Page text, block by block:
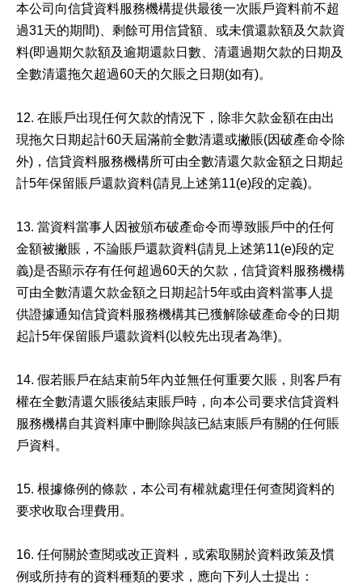
本公司向信貸資料服務機構提供最後一次賬戶資料前不超
過31天的期間)、剩餘可用信貸額、或未償還款額及欠款資
料(即過期欠款額及逾期還款日數、清還過期欠款的日期及
全數清還拖欠超過60天的欠賬之日期(如有)。
12. 在賬戶出現任何欠款的情況下，除非欠款金額在由出
現拖欠日期起計60天屆滿前全數清還或撇賬(因破產命令除
外)，信貸資料服務機構所可由全數清還欠款金額之日期起
計5年保留賬戶還款資料(請見上述第11(e)段的定義)。
13. 當資料當事人因被頒布破產命令而導致賬戶中的任何
金額被撇賬，不論賬戶還款資料(請見上述第11(e)段的定
義)是否顯示存有任何超過60天的欠款，信貸資料服務機構
可由全數清還欠款金額之日期起計5年或由資料當事人提
供證據通知信貸資料服務機構其已獲解除破產命令的日期
起計5年保留賬戶還款資料(以較先出現者為準)。
14. 假若賬戶在結束前5年內並無任何重要欠賬，則客戶有
權在全數清還欠賬後結束賬戶時，向本公司要求信貸資料
服務機構自其資料庫中刪除與該已結束賬戶有關的任何賬
戶資料。
15. 根據條例的條款，本公司有權就處理任何查閱資料的
要求收取合理費用。
16. 任何關於查閱或改正資料，或索取關於資料政策及慣
例或所持有的資料種類的要求，應向下列人士提出：